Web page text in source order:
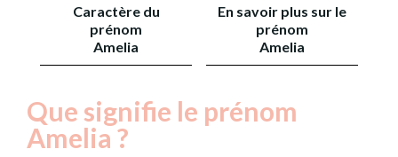
Caractère du
prénom
Amelia
En savoir plus sur le
prénom
Amelia
Que signifie le prénom
Amelia ?